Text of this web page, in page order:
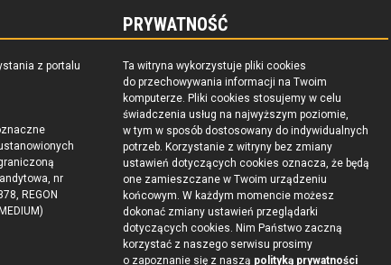
z portalu
nr
REGON
PRYWATNOŚĆ
Ta witryna wykorzystuje pliki cookies
do przechowywania informacji na Twoim
komputerze. Pliki cookies stosujemy w celu
świadczenia usług na najwyższym poziomie,
w tym w sposób dostosowany do indywidualnych
potrzeb. Korzystanie z witryny bez zmiany
ustawień dotyczących cookies oznacza, że będą
one zamieszczane w Twoim urządzeniu
końcowym. W każdym momencie możesz
dokonać zmiany ustawień przeglądarki
dotyczących cookies. Nim Państwo zaczną
korzystać z naszego serwisu prosimy
o zapoznanie się z naszą polityką prywatności